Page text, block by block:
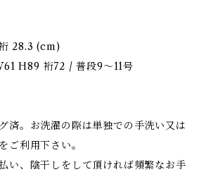
28.3 (cm)
H89 裄72 / 普段9～11号
済。お洗濯の際は単独での手洗い又は
ご利用下さい。
い、陰干しをして頂ければ頻繁なお手